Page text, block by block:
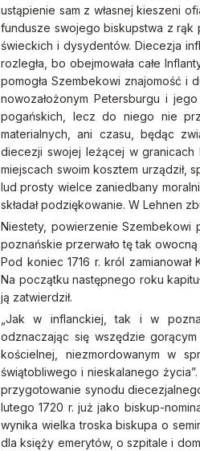
ustąpienie sam z własnej kieszeni
fundusze swojego biskupstwa z rąk
świeckich i dysydentów. Diecezja
rozległa, bo obejmowała całe
pomogła Szembekowi znajomość i
nowozałożonym Petersburgu i
pogańskich, lecz do niego nie
materialnych, ani czasu, będąc
diecezji swojej leżącej w granicach
miejscach swoim kosztem urządził,
lud prosty wielce zaniedbany
składał podziękowanie. W Lehnen
Niestety, powierzenie Szembekowi
poznańskie przerwało tę tak
Pod koniec 1716 r. król zamianował
Na początku następnego roku
ją zatwierdził.
„Jak w inflanckiej, tak i w
odznaczając się wszędzie
kościelnej, niezmordowanym w
świątobliwego i nieskalanego
przygotowanie synodu
lutego 1720 r. już jako biskup-
wynika wielka troska biskupa o
dla księży emerytów, o szpitale i